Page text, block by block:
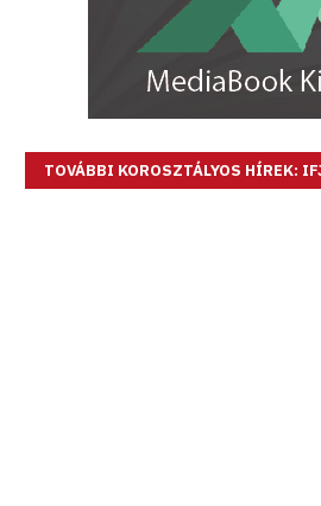
TOVÁBBI KOROSZTÁLYOS HÍREK: